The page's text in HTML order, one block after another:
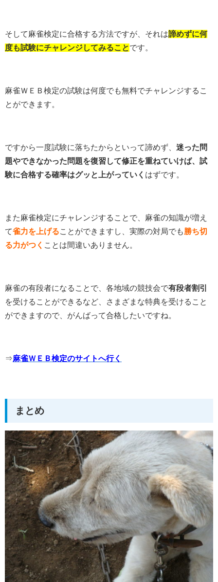
そして麻雀検定に合格する方法ですが、それは諦めずに何
度も試験にチャレンジしてみることです。
麻雀ＷＥＢ検定の試験は何度でも無料でチャレンジするこ
とができます。
ですから一度試験に落ちたからといって諦めず、 迷った問
題やできなかった問題を復習して修正を重ねていけば、試
験に合格する確率はグッと上がっていく はずです。
また麻雀検定にチャレンジすることで、麻雀の知識が増え
て雀力を上げることができますし、実際の対局でも勝ち切
る力がつく ことは間違いありません。
麻雀の有段者になることで、各地域の競技会で有段者割引
を受けることができるなど、さまざまな特典を受けること
ができますので、がんばって合格したいですね。
⇒麻雀ＷＥＢ検定のサイトへ行く
まとめ